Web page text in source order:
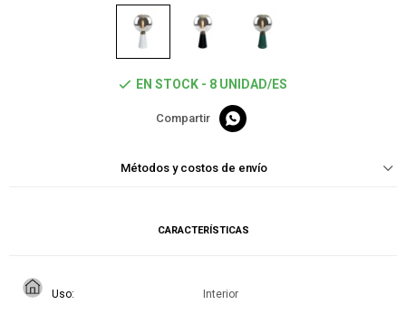
EN STOCK - 8 UNIDAD/ES

Métodos y costos de envío
CARACTERÍSTICAS
Uso Interior